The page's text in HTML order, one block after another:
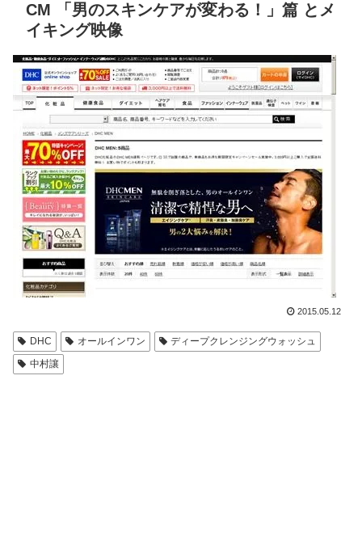
CM 「男のスキンケアが変わる！」篇 とメ
イキング映像
2015.05.12
DHC オールインワン
ディープクレンジングウォッシュ
中村讓